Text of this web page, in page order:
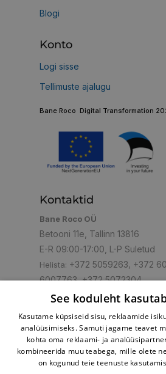
Blogi
Konto
Logi sisse
Tellimuste ajalugu
Bane Roco Digital Transformation
Kontaktid
Bane Roco OÜ
Betooni 11e, Tallinn 13816
E-R 09:00-17:00, L-P Suletud
Helista: +372 5059263, +372
6007763,+372 5072304
E-post:shop@turbo.ee
Mugav makseviis
See koduleht
Kasutame küpsiseid sisu, reklaamide
analüüsimiseks. Samuti jagame teavet
kohta oma reklaami- ja
kombineerida muu teabega, mille olete
on kogunud teie teenuste